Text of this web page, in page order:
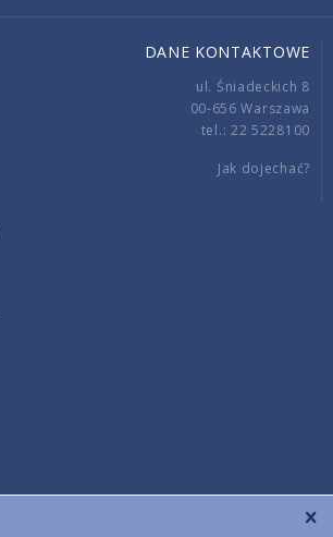
DANE KONTAKTOWE
ul. Śniadeckich 8
00-656 Warszawa
tel.: 22 5228100
Jak dojechać?